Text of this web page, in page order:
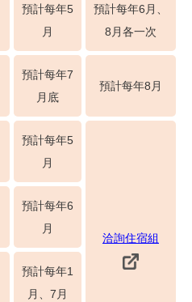
預計每年5
月
預計每年6月、
8月各一次
預計每年7
月底
預計每年8月
預計每年5
月
洽詢住宿組
預計每年6
月
預計每年1
月、7月